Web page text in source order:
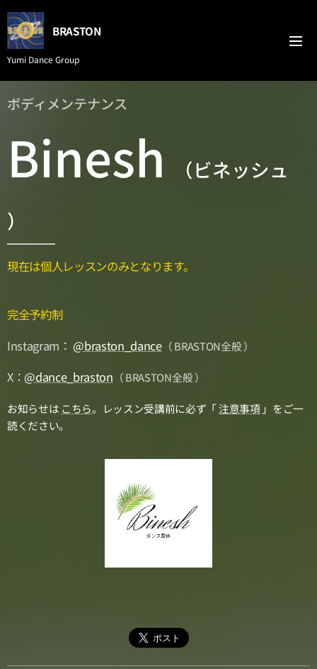
BRASTON
Yumi Dance Group
ボディメンテナンス
Binesh
（ビネッシュ
）
現在は個人レッスンのみとなります。
完全予約制
Instagram： @braston_dance（ BRASTON全般 ）
X： @dance_braston （ BRASTON全般 ）
お知らせは こちら。レッスン受講前に必ず「注意事項 」をご一
読ください。